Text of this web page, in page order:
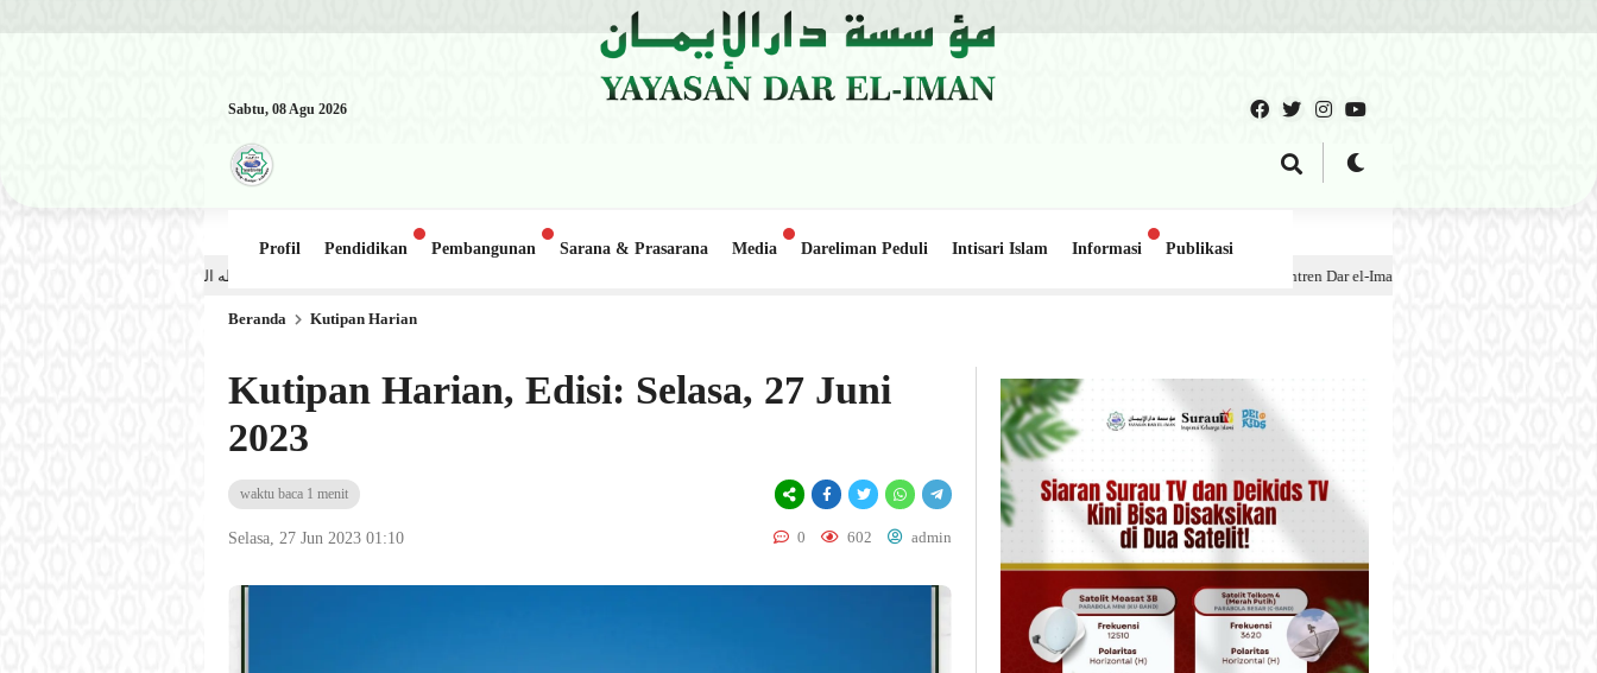
Sabtu, 08 Agu 2026
Profil Pendidikan Pembangunan Sarana & Prasarana Media Dareliman Peduli Intisari Islam Informasi
Publikasi
Kajian Kitab: Ustadz Al Munawwir, Lc حفظه الله – Jumat, 31 Juli 2026 (Ba’da Maghrib) Masjid Al-Hakim Nanggalo Lapai
Update Donasi: Pembangunan Gedung Belajar 2, Pondok Pesantren Dar el-Iman – 30 Juli 2026 1 minggu lalu
Beranda Kutipan Harian
Kutipan Harian, Edisi: Selasa, 27 Juni
2023
waktu baca 1 menit
Selasa, 27 Jun 2023 01:10 0 602 admin